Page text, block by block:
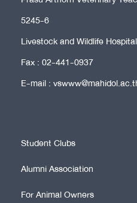
5245-6
Livestock and Wildlife
Fax : 02-441-0937
E-mail :
Student Clubs
Alumni Association
For Animal Owners